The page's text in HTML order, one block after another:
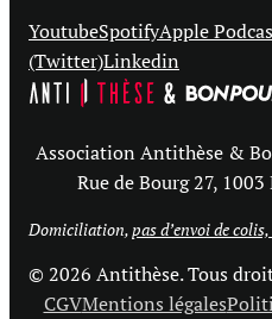
YoutubeSpotifyApple
(Twitter)Linkedin
Association Antithèse &
Rue de Bourg 27, 1003
Domiciliation,pas d’envoi de
© 2026 Antithèse. Tous
CGVMentions légales